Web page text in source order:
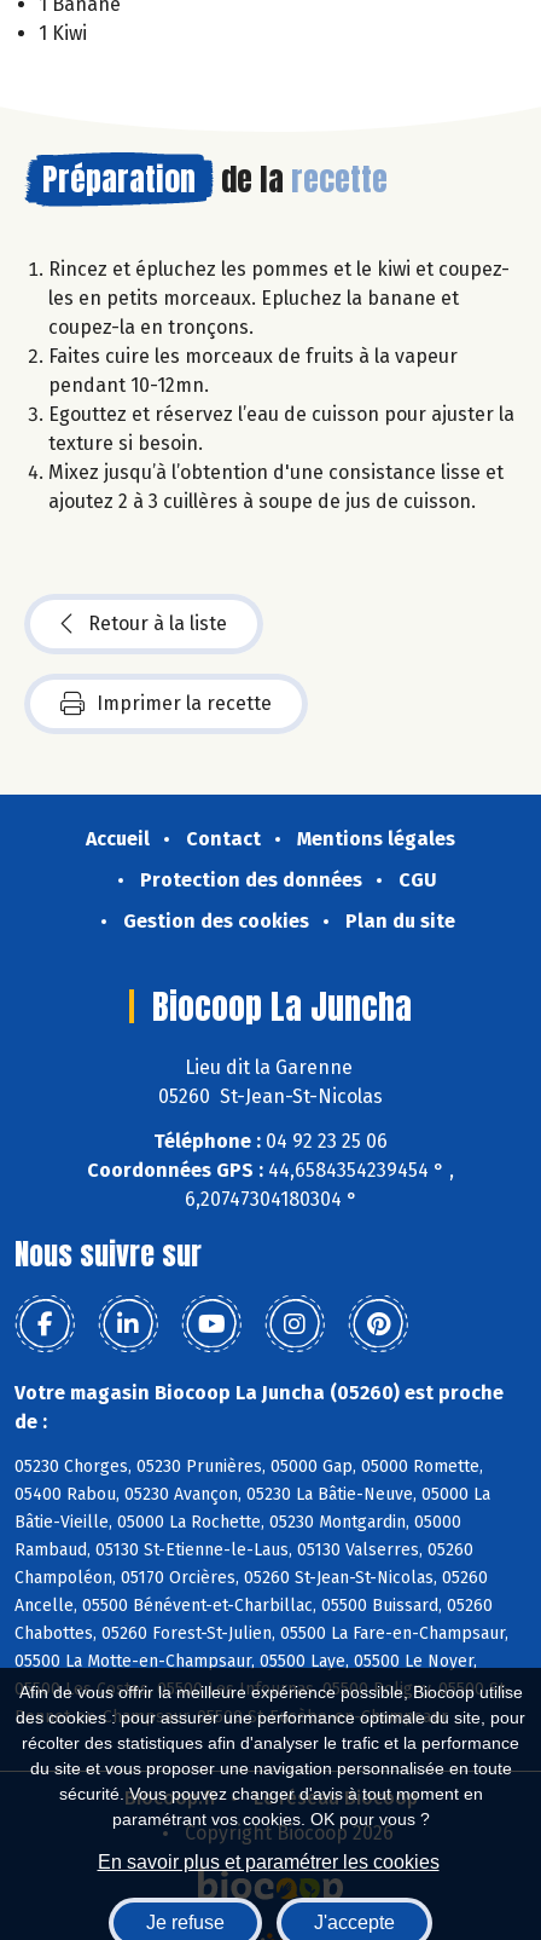
Afin de vous offrir la meilleure expérience possible, Biocoop utilise
des cookies : pour assurer une performance optimale du site, pour
récolter des statistiques afin d'analyser le trafic et la performance
du site et vous proposer une navigation personnalisée en toute
sécurité. Vous pouvez changer d'avis à tout moment en
paramétrant vos cookies. OK pour vous ?
En savoir plus et paramétrer les cookies
Je refuse J'accepte
1 Kiwi
Préparation de la recette
Rincez et épluchez les pommes et le kiwi et coupez-
les en petits morceaux. Epluchez la banane et
coupez-la en tronçons.
Faites cuire les morceaux de fruits à la vapeur
pendant 10-12mn.
Egouttez et réservez l’eau de cuisson pour ajuster la
texture si besoin.
Mixez jusqu’à l’obtention d'une consistance lisse et
ajoutez 2 à 3 cuillères à soupe de jus de cuisson.
Retour à la liste
Imprimer la recette
Accueil Contact
Mentions légales
Protection des données
CGU
Gestion des cookies
Plan du site
Biocoop La Juncha
Lieu dit la Garenne
05260 St-Jean-St-Nicolas
Téléphone : 04 92 23 25 06
Coordonnées GPS : 44,6584354239454 ° ,
6,20747304180304 °
Nous suivre sur
Votre magasin Biocoop La Juncha (05260) est proche
de :
05230 Chorges, 05230 Prunières, 05000 Gap, 05000 Romette,
05400 Rabou, 05230 Avançon, 05230 La Bâtie-Neuve, 05000 La
Bâtie-Vieille, 05000 La Rochette, 05230 Montgardin, 05000
Rambaud, 05130 St-Etienne-le-Laus, 05130 Valserres, 05260
Champoléon, 05170 Orcières, 05260 St-Jean-St-Nicolas, 05260
Ancelle, 05500 Bénévent-et-Charbillac, 05500 Buissard, 05260
Chabottes, 05260 Forest-St-Julien, 05500 La Fare-en-Champsaur,
05500 La Motte-en-Champsaur, 05500 Laye, 05500 Le Noyer,
05500 Les Costes, 05500 Les Infournas, 05500 Poligny, 05500 St-
Bonnet-en-Champsaur, 05500 St-Eusèbe-en-Champsaur
Biocoop.fr
Le réseau Biocoop
Copyright Biocoop 2026